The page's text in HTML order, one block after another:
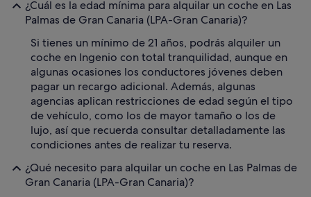
¿Cuál es la edad mínima para alquilar un coche en Las
Palmas de Gran Canaria (LPA-Gran Canaria)?
Si tienes un mínimo de 21 años, podrás alquiler un
coche en Ingenio con total tranquilidad, aunque en
algunas ocasiones los conductores jóvenes deben
pagar un recargo adicional. Además, algunas
agencias aplican restricciones de edad según el tipo
de vehículo, como los de mayor tamaño o los de
lujo, así que recuerda consultar detalladamente las
condiciones antes de realizar tu reserva.
¿Qué necesito para alquilar un coche en Las Palmas de
Gran Canaria (LPA-Gran Canaria)?